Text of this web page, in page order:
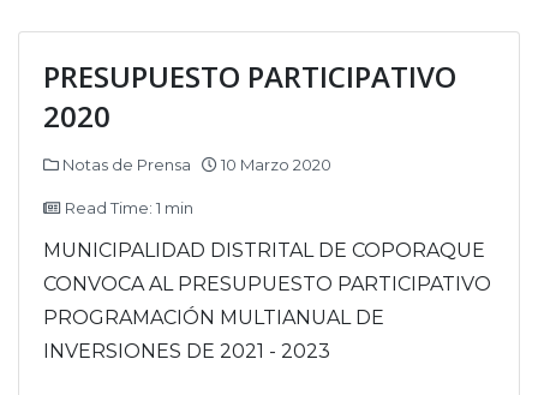
PRESUPUESTO PARTICIPATIVO
2020
Notas de Prensa 10 Marzo 2020
Read Time: 1 min
MUNICIPALIDAD DISTRITAL DE COPORAQUE
CONVOCA AL PRESUPUESTO PARTICIPATIVO
PROGRAMACIÓN MULTIANUAL DE
INVERSIONES DE 2021 - 2023